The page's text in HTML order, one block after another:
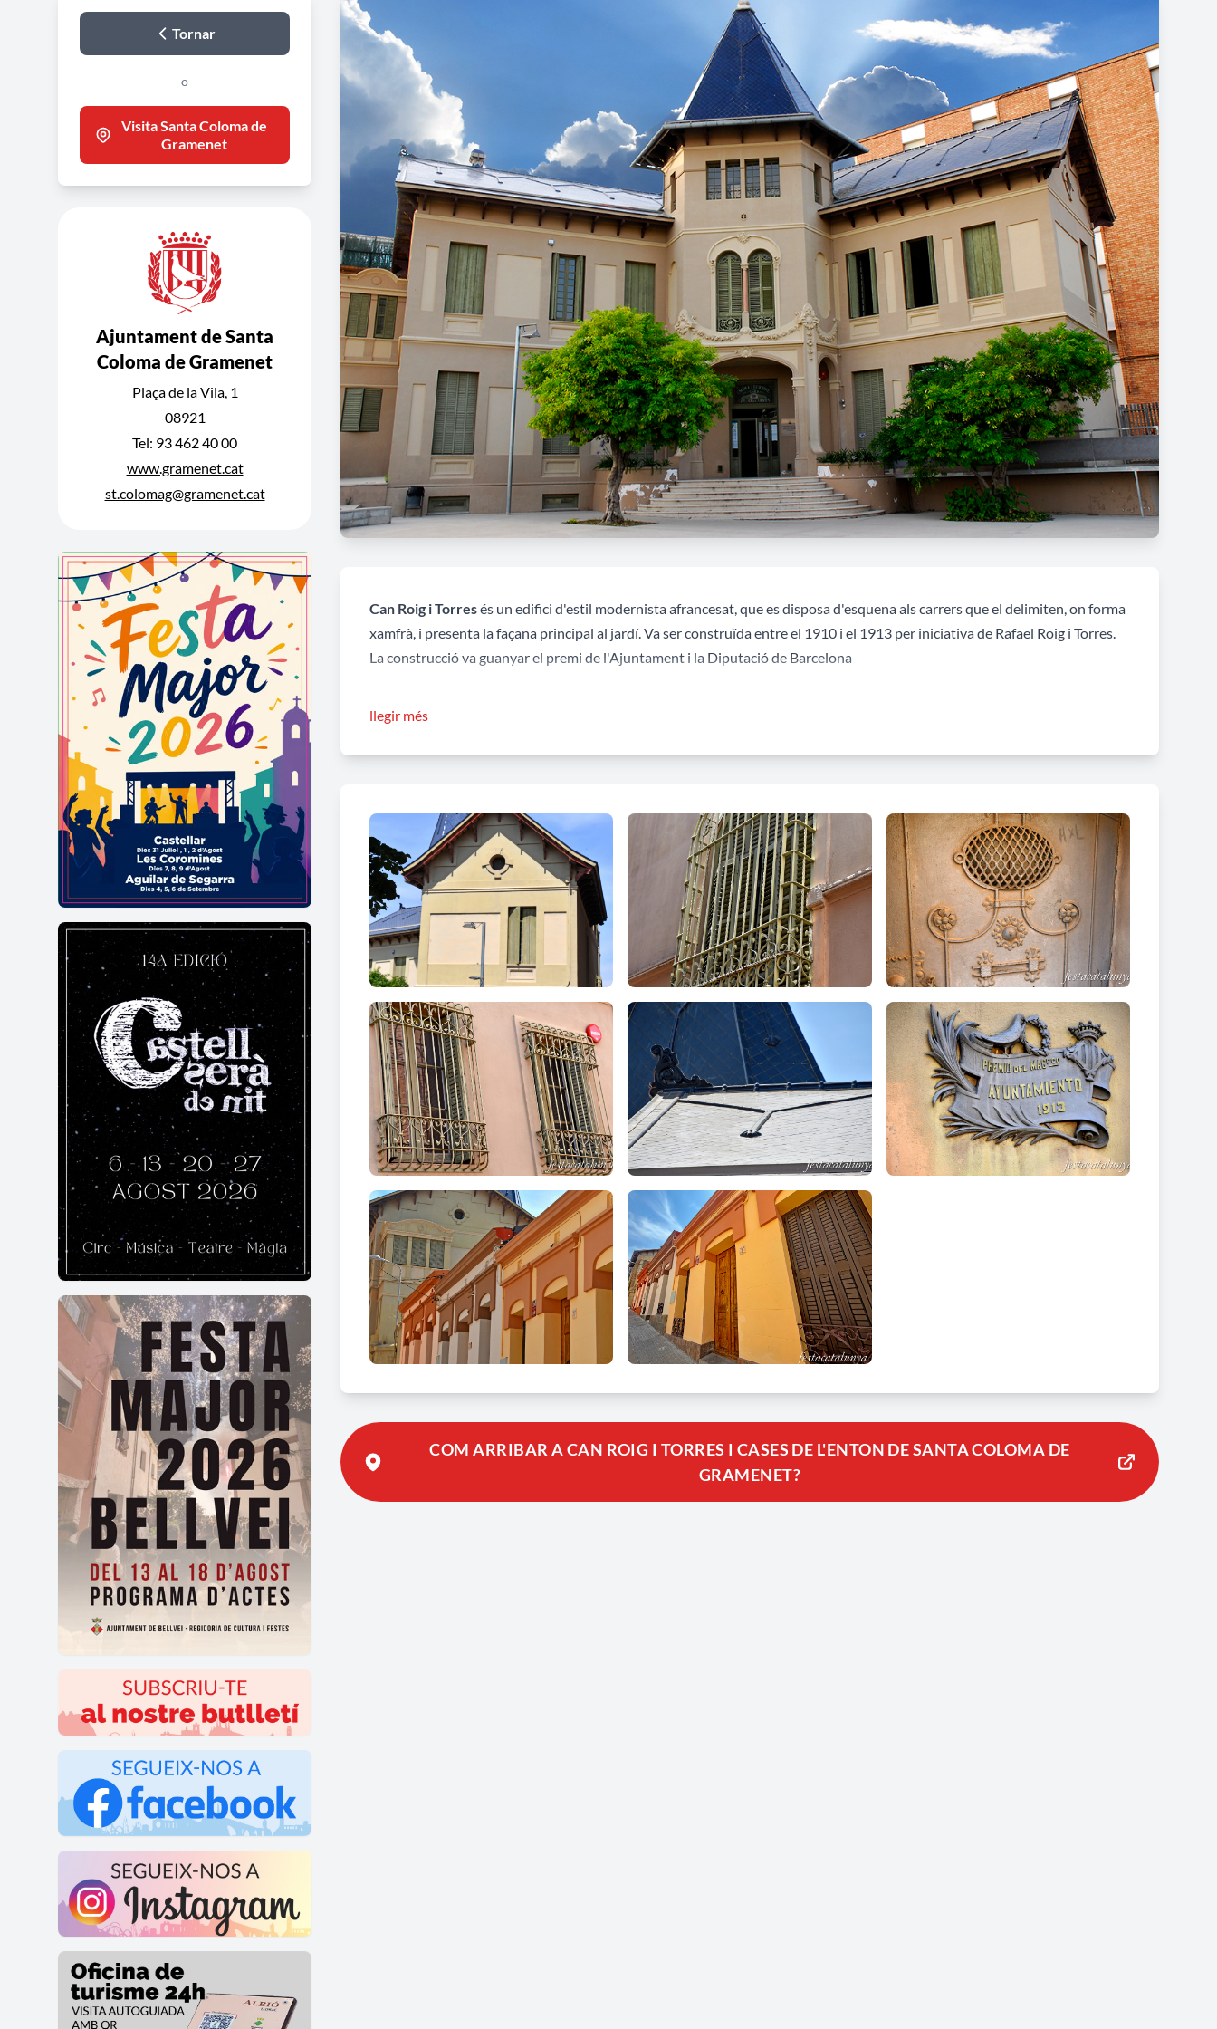
Tornar
o
Visita Santa Coloma de
Gramenet
Ajuntament de Santa
Coloma de Gramenet
Plaça de la Vila, 1
08921
Tel: 93 462 40 00
www.gramenet.cat
st.colomag@gramenet.cat
Can Roig i Torresés un edifici d'estil modernista afrancesat, que es disposa d'esquena als carrers que el delimiten, on forma
xamfrà, i presenta la façana principal al jardí. Va ser construïda entre el 1910 i el 1913 per iniciativa de Rafael Roig i Torres.
La construcció va guanyar el premi de l'Ajuntament i la Diputació de Barcelona
mostres d'arts decoratives (treball de la fusta, serralleria...)
convertir-la en l'Escola Municipal de Música. L'any 2007 es va inaugurar al subsòl de l'edifici el nou Auditori Can Roig i
Torres.
L’edifici polivalent de l’Auditori, que es troba semisoterrat, es va adaptant al desnivell del terreny entre el carrer Rafael de
Casanova i Can Roig i Torres, comunicant els diferents espais un seguit de rampes i escales. Des del carrer Rafael de
Casanova una tanca de ferro i fusta ens separa del vestíbul exterior de l'Auditori, definit entre les mitgeres veïnes. La façana
combina un aplacat de color blanc amb grans obertures vidriades amb fusteria d'alumini fosc.
La coberta plana és accessible a la gent. Una llosa flotant de formigó desvincula la coberta del paviment impedint que les
vibracions i sorolls exteriors afectin l'interior. Tot i ser lloses de formigó, l'exterior s'ha tractat amb fusta de pi de melis i
vegetació natural per a crear un ambient més càlid.
Annexes a Can Roig i Torres trobem un conjunt de tres immobles unifamiliars iguals, entre mitgeres, de planta baixa i pati
posterior. Els tres edificis disposen pràcticament de la mateixa façana amb acabat d'estuc imitant carreus i comparteixen
una coberta única. Presenta obertures rectangulars de grans dimensions i al centre hi ha el portal d'accés i a banda i banda
una balconera amb una barana de ferro forjat.
llegir més
COM ARRIBAR A CAN ROIG I TORRES I CASES DE L'ENTON DE SANTA COLOMA DE
GRAMENET?